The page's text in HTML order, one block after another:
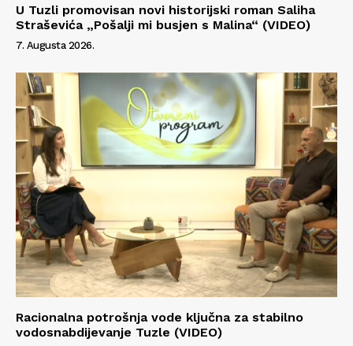
Info
O nama
Kontakt
Impressum
U Tuzli promovisan novi historijski roman Saliha
Straševića „Pošalji mi busjen s Malina“ (VIDEO)
7. Augusta 2026.
Racionalna potrošnja vode ključna za stabilno
vodosnabdijevanje Tuzle (VIDEO)